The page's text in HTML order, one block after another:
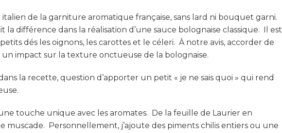
italien de la garniture aromatique française, sans lard ni bouquet garni.
la différence dans la réalisation d’une sauce bolognaise classique. Il est
dés les oignons, les carottes et le céleri. À notre avis, accorder de
un impact sur la texture onctueuse de la bolognaise.
la recette, question d’apporter un petit « je ne sais quoi » qui rend
touche unique avec les aromates. De la feuille de Laurier en
muscade. Personnellement, j’ajoute des piments chilis entiers ou une